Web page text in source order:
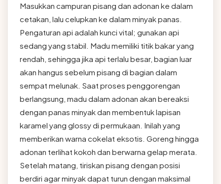
Masukkan campuran pisang dan adonan ke dalam
cetakan, lalu celupkan ke dalam minyak panas.
Pengaturan api adalah kunci vital; gunakan api
sedang yang stabil. Madu memiliki titik bakar yang
rendah, sehingga jika api terlalu besar, bagian luar
akan hangus sebelum pisang di bagian dalam
sempat melunak. Saat proses penggorengan
berlangsung, madu dalam adonan akan bereaksi
dengan panas minyak dan membentuk lapisan
karamel yang glossy di permukaan. Inilah yang
memberikan warna cokelat eksotis. Goreng hingga
adonan terlihat kokoh dan berwarna gelap merata.
Setelah matang, tiriskan pisang dengan posisi
berdiri agar minyak dapat turun dengan maksimal